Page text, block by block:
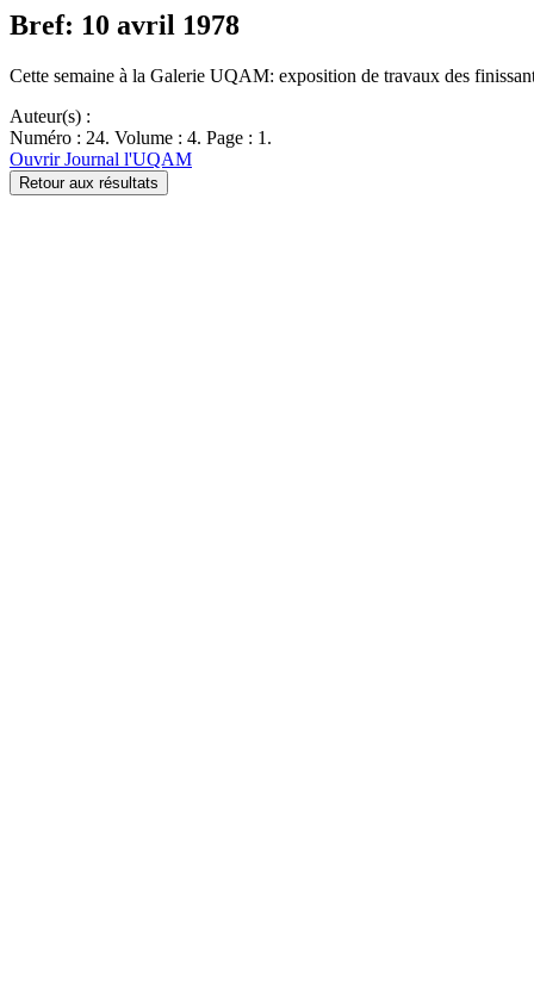
Bref: 10 avril 1978
Cette semaine à la Galerie UQAM: exposition de travaux des
Auteur(s) :
Numéro : 24. Volume : 4. Page : 1.
Ouvrir Journal l'UQAM
Retour aux résultats